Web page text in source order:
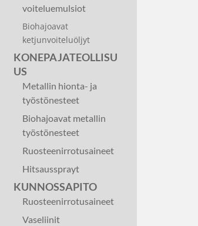
voiteluemulsiot
Biohajoavat
ketjunvoiteluöljyt
KONEPAJATEOLLISU
US
Metallin hionta- ja
työstönesteet
Biohajoavat metallin
työstönesteet
Ruosteenirrotusaineet
Hitsaussprayt
KUNNOSSAPITO
Ruosteenirrotusaineet
Vaseliinit